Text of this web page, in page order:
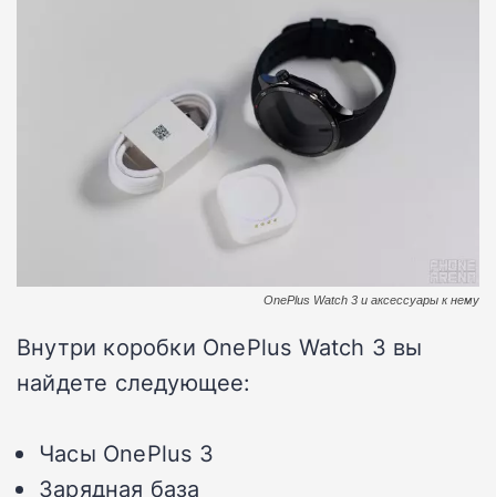
OnePlus Watch 3 и аксессуары к нему
Внутри коробки OnePlus Watch 3 вы
найдете следующее:
Часы OnePlus 3
Зарядная база